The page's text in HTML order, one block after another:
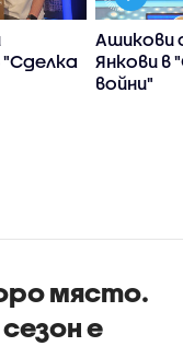
Ашикови
Янкови в
войни"
място.
е